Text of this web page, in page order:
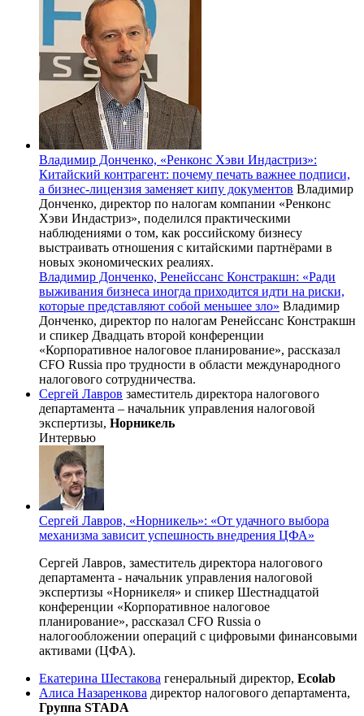
Владимир Донченко, «Ренконс Хэви Индастриз»:
Китайский контрагент: почему печать важнее подписи,
а бизнес-лицензия заменяет кипу документов Владимир
Донченко, директор по налогам компании «Ренконс
Хэви Индастриз», поделился практическими
наблюдениями о том, как российскому бизнесу
выстраивать отношения с китайскими партнёрами в
новых экономических реалиях.
Владимир Донченко, Ренейссанс Констракшн: «Ради
выживания бизнеса иногда приходится идти на риски,
которые представляют собой меньшее зло» Владимир
Донченко, директор по налогам Ренейссанс Констракшн
и спикер Двадцать второй конференции
«Корпоративное налоговое планирование», рассказал
CFO Russia про трудности в области международного
налогового сотрудничества.
Сергей Лавров заместитель директора налогового
департамента – начальник управления налоговой
экспертизы, Норникель
Интервью
Сергей Лавров, «Норникель»: «От удачного выбора
механизма зависит успешность внедрения ЦФА»
Сергей Лавров, заместитель директора налогового
департамента - начальник управления налоговой
экспертизы «Норникеля» и спикер Шестнадцатой
конференции «Корпоративное налоговое
планирование», рассказал CFO Russia о
налогообложении операций с цифровыми финансовыми
активами (ЦФА).
Екатерина Шестакова генеральный директор, Ecolab
Алиса Назаренкова директор налогового департамента,
Группа STADA